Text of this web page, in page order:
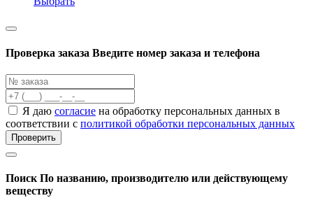
Проверка заказа Введите номер заказа и телефона
Я даю согласие на обработку персональных данных в
соответствии с политикой обработки персональных данных
Проверить
Поиск По названию, производителю или действующему
веществу